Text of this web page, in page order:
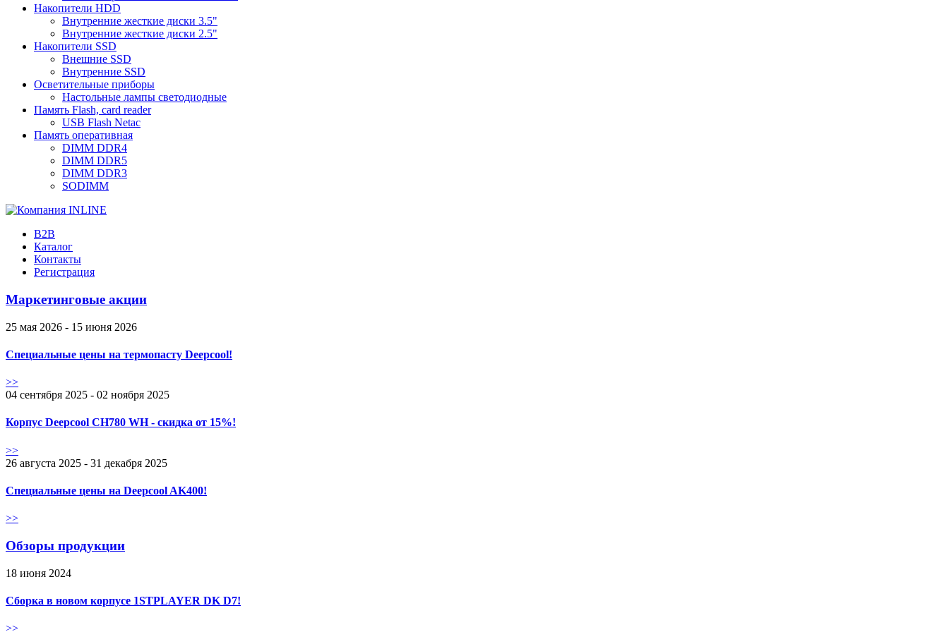
Накопители HDD
Внутренние жесткие диски 3.5"
Внутренние жесткие диски 2.5"
Накопители SSD
Внешние SSD
Внутренние SSD
Осветительные приборы
Настольные лампы светодиодные
Память Flash, card reader
USB Flash Netac
Память оперативная
DIMM DDR4
DIMM DDR5
DIMM DDR3
SODIMM
B2B
Каталог
Контакты
Регистрация
Маркетинговые акции
25 мая 2026 - 15 июня 2026
Специальные цены на термопасту Deepcool!
>>
04 сентября 2025 - 02 ноября 2025
Корпус Deepcool CH780 WH - скидка от 15%!
>>
26 августа 2025 - 31 декабря 2025
Специальные цены на Deepcool AK400!
>>
Обзоры продукции
18 июня 2024
Сборка в новом корпусе 1STPLAYER DK D7!
>>